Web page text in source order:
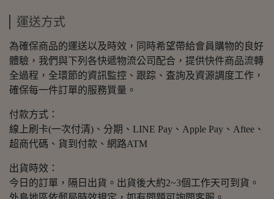
運送方式
為確保商品的運送以及時效，同時希望帶給會員購物的良好
體驗，我們與下列各快遞物流公司配合，提供快件商品流轉
全過程，全環節的資訊監控、跟踪、査詢及資源調度工作，
確保每一件訂單的服務質量。
付款方式：
線上刷卡(一次付清)、分期、LINE Pay、Apple Pay、Aftee、
超商代碼、貨到付款、網路ATM
出貨時效：
今日的訂單，隔日出貨。出貨後大約2~3個工作天可到貨。